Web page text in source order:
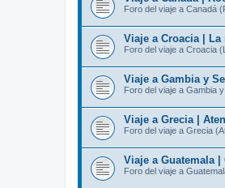
Foro del viaje a Canadá
Viaje a Croacia |
Foro del viaje a Croacia
Viaje a Gambia y
Foro del viaje a Gambia
Viaje a Grecia |
Foro del viaje a Grecia
Viaje a Guatemala |
Foro del viaje a